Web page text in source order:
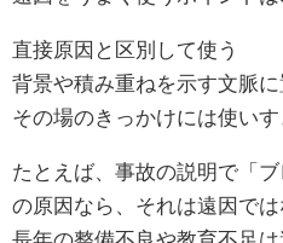
直接原因と区別して使う
背景や積み重ねを示す文脈に
その場のきっかけには使い
たとえば、事故の説明で「
の原因なら、それは遠因では
長年の整備不良や教育不足